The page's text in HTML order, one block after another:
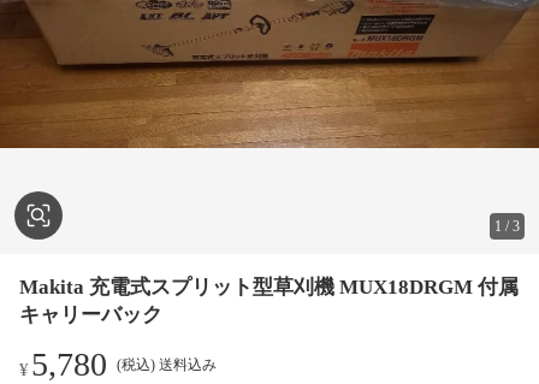
1 /3
Makita 充電式スプリット型草刈機 MUX18DRGM 付属
キャリーバック
¥5,780 (税込) 送料込み